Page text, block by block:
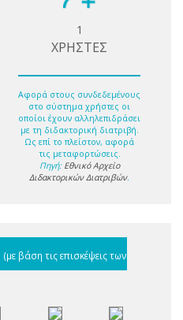
1
ΧΡΗΣΤΕΣ
Αφορά στους συνδεδεμένους
στο σύστημα χρήστες οι
οποίοι έχουν αλληλεπιδράσει
με τη διδακτορική διατριβή.
Ως επί το πλείστον, αφορά
τις μεταφορτώσεις.
Πηγή: Εθνικό Αρχείο
Διδακτορικών Διατριβών.
(με βάση τις επισκέψεις των